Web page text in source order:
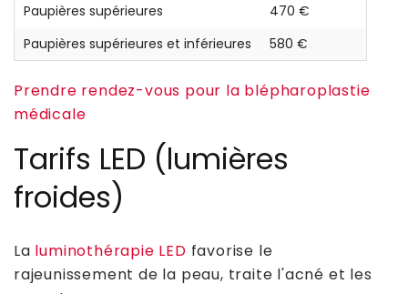
Paupières supérieures
470 €
Paupières supérieures et inférieures
580 €
Prendre rendez-vous pour la blépharoplastie
médicale
Tarifs LED (lumières
froides)
La luminothérapie LED favorise le
rajeunissement de la peau, traite l'acné et les